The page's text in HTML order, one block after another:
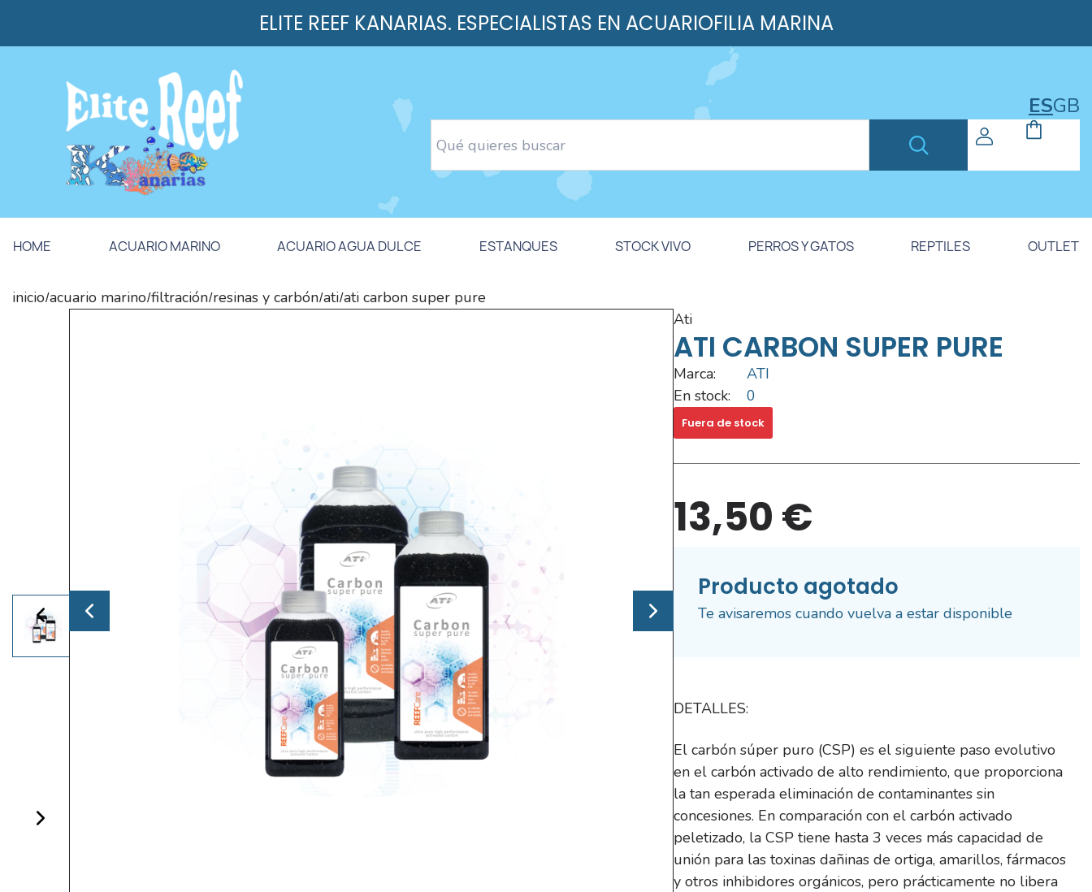
ELITE REEF KANARIAS. ESPECIALISTAS EN ACUARIOFILIA MARINA
ESGB
HOME ACUARIO MARINO ACUARIO AGUA DULCE ESTANQUES STOCK VIVO PERROS Y GATOS REPTILES OUTLET
inicio/acuario marino/filtración/resinas y carbón/ati/ati carbon super pure
ati
ATI CARBON SUPER PURE
Marca:
ATI
En stock:
0
Fuera de stock
13,50 €
Producto agotado
Te avisaremos cuando vuelva a estar disponible
DETALLES:
El carbón súper puro (CSP) es el siguiente paso evolutivo
en el carbón activado de alto rendimiento, que proporciona
la tan esperada eliminación de contaminantes sin
concesiones. En comparación con el carbón activado
peletizado, la CSP tiene hasta 3 veces más capacidad de
unión para las toxinas dañinas de ortiga, amarillos, fármacos
y otros inhibidores orgánicos, pero prácticamente no libera